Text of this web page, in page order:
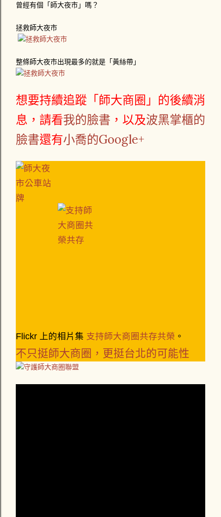
曾經有個「師大夜市」嗎？
拯救師大夜市
整條師大夜市出現最多的就是「黃絲帶」
想要持續追蹤「師大商圈」的後續消
息，請看我的臉書 ，以及波黑掌櫃的
臉書還有小喬的Google+
Flickr 上的相片集 支持師大商圈共存共榮 。
不只挺師大商圈，更挺台北的可能性